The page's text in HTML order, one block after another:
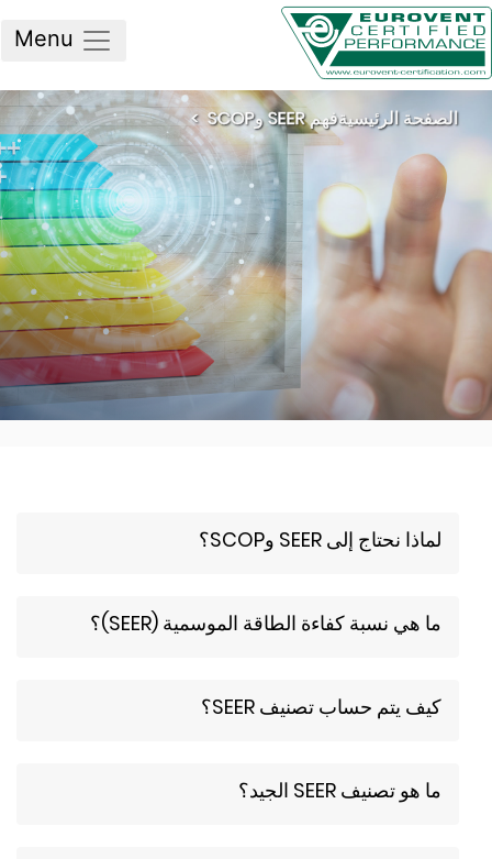
الرئيسيةفهم SEER وSCOP
لماذا نحتاج إلى SEER وSCOP؟
ما هي نسبة كفاءة الطاقة الموسمية (SEER)؟
كيف يتم حساب تصنيف SEER؟
ما هو تصنيف SEER الجيد؟